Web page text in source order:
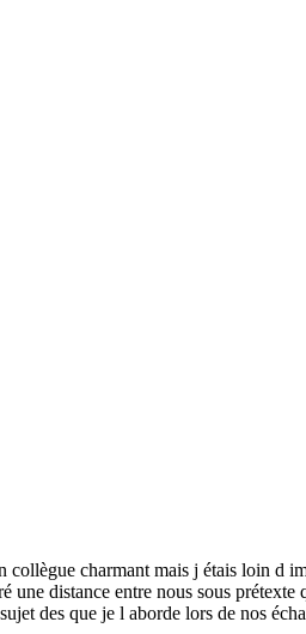
charmant mais j étais loin
distance entre nous sous
des que je l aborde lors de nos